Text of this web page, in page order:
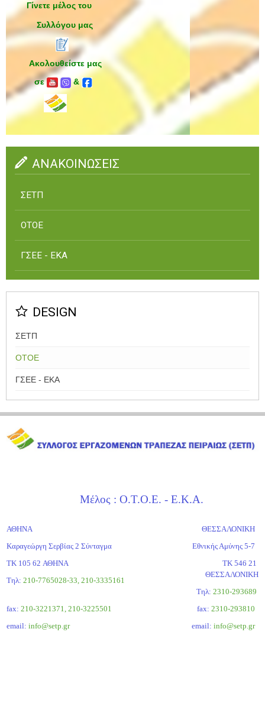
Γίνετε μέλος του
Συλλόγου μας
Ακολουθείστε μας
σε
&
ΑΝΑΚΟΙΝΩΣΕΙΣ
ΣΕΤΠ
ΟΤΟΕ
ΓΣΕΕ - ΕΚΑ
DESIGN
ΣΕΤΠ
ΟΤΟΕ
ΓΣΕΕ - ΕΚΑ
Μέλος : Ο.Τ.Ο.Ε. - Ε.Κ.Α.
ΑΘΗΝΑ
Καραγεώργη Σερβίας 2 Σύνταγμα
ΤΚ 105 62 ΑΘΗΝΑ
Τηλ: 210-7765028-33, 210-3335161
fax: 210-3221371, 210-3225501
email: info@setp.gr
ΘΕΣΣΑΛΟΝΙΚΗ
Εθνικής Αμύνης 5-7
ΤΚ 546 21
ΘΕΣΣΑΛΟΝΙΚΗ
Tηλ: 2310-293689
fax: 2310-293810
email: info@setp.gr